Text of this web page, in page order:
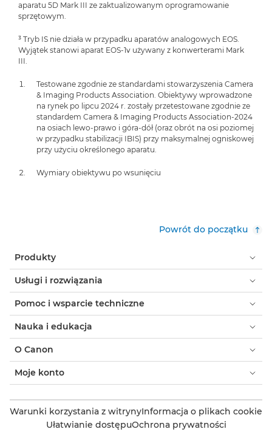
aparatu 5D Mark III ze zaktualizowanym oprogramowanie
sprzętowym.
³ Tryb IS nie działa w przypadku aparatów analogowych EOS.
Wyjątek stanowi aparat EOS-1v używany z konwerterami Mark
III.
Testowane zgodnie ze standardami stowarzyszenia Camera
& Imaging Products Association. Obiektywy wprowadzone
na rynek po lipcu 2024 r. zostały przetestowane zgodnie ze
standardem Camera & Imaging Products Association-2024
na osiach lewo-prawo i góra-dół (oraz obrót na osi poziomej
w przypadku stabilizacji IBIS) przy maksymalnej ogniskowej
przy użyciu określonego aparatu.
Wymiary obiektywu po wsunięciu
Powrót do początku
Produkty
Usługi i rozwiązania
Pomoc i wsparcie techniczne
Nauka i edukacja
O Canon
Moje konto
Warunki korzystania z witrynyInformacja o plikach cookie
Ułatwianie dostępuOchrona prywatności